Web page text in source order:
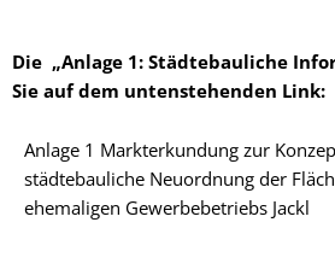
Die „Anlage 1: Städtebauliche
Sie auf dem untenstehenden Link:
Anlage 1 Markterkundung zur
städtebauliche Neuordnung der
ehemaligen Gewerbebetriebs Jackl